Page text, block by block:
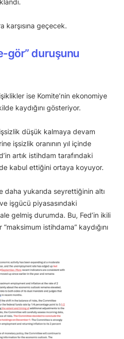
karşısına geçecek.
gör” duruşunu
ise Komite’nin ekonomiye
kaydığını gösteriyor.
düşük kalmaya devam
işsizlik oranının yıl içinde
artık istihdam tarafındaki
kabul ettiğini ortaya koyuyor.
daha yukarıda seyrettiğinin altı
işgücü piyasasındaki
gelmiş durumda. Bu, Fed’in ikili
istihdama” kaydığını